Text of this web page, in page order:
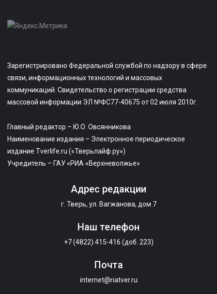
Зарегистрировано Федеральной службой по надзору в сфере
связи, информационных технологий и массовых
коммуникаций. Свидетельство о регистрации средства
массовой информации ЭЛ №ФС77-40675 от 02 июля 2010г.
Главный редактор – Ю.О. Овсянникова
Наименование издания – Электронное периодическое
издание Tverlife.ru («Тверьлайф.ру»)
Учредитель – ГАУ «РИА «Верхневолжье»
Адрес редакции
г. Тверь, ул. Вагжанова, дом 7
Наш телефон
+7 (4822) 415-416 (доб. 223)
Почта
internet@riatver.ru